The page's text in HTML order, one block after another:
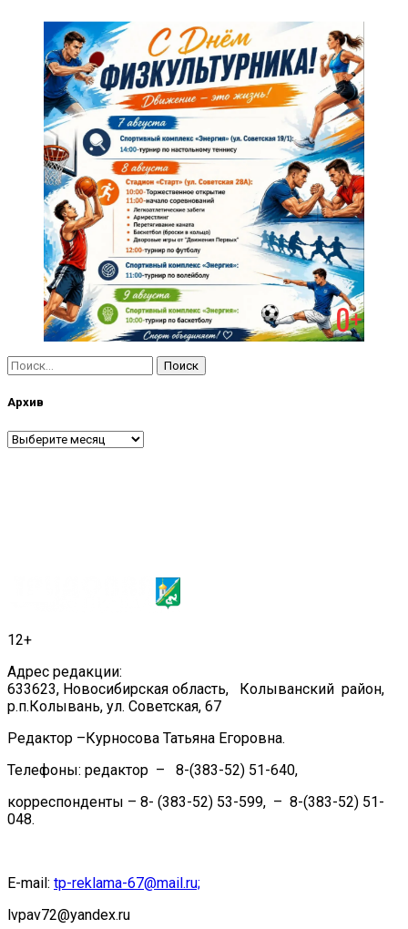
Найти:
Архив
Архив
12+
Адрес редакции:
633623, Новосибирская область, Колыванский район,
р.п.Колывань, ул. Советская, 67
Редактор –Курносова Татьяна Егоровна.
Телефоны: редактор – 8-(383-52) 51-640,
корреспонденты – 8- (383-52) 53-599, – 8-(383-52) 51-
048.
E-mail: tp-reklama-67@mail.ru;
lvpav72@yandex.ru